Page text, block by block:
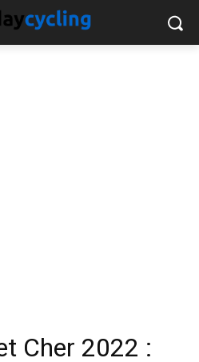
Cher 2022 :